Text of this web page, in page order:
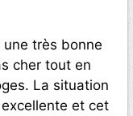
très bonne
cher tout en
La situation
et cet